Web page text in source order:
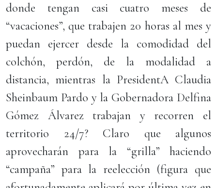
donde tengan casi cuatro meses de
“vacaciones”, que trabajen 20 horas al mes y
puedan ejercer desde la comodidad del
colchón, perdón, de la modalidad a
distancia, mientras la PresidentA Claudia
Sheinbaum Pardo y la Gobernadora Delfina
Gómez Álvarez trabajan y recorren el
territorio 24/7? Claro que algunos
aprovecharán para la “grilla” haciendo
“campaña” para la reelección (figura que